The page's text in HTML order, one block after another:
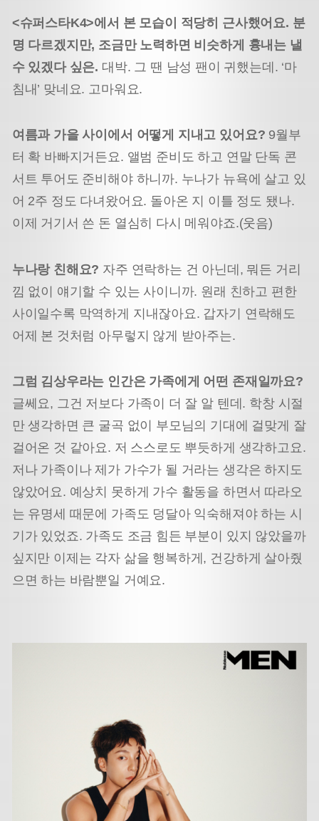
<슈퍼스타K4>에서 본 모습이 적당히 근사했어요. 분
명 다르겠지만, 조금만 노력하면 비슷하게 흉내는 낼
수 있겠다 싶은. 대박. 그 땐 남성 팬이 귀했는데. ‘마
침내’ 맞네요. 고마워요.
여름과 가을 사이에서 어떻게 지내고 있어요? 9월부
터 확 바빠지거든요. 앨범 준비도 하고 연말 단독 콘
서트 투어도 준비해야 하니까. 누나가 뉴욕에 살고 있
어 2주 정도 다녀왔어요. 돌아온 지 이틀 정도 됐나.
이제 거기서 쓴 돈 열심히 다시 메워야죠.(웃음)
누나랑 친해요? 자주 연락하는 건 아닌데, 뭐든 거리
낌 없이 얘기할 수 있는 사이니까. 원래 친하고 편한
사이일수록 막역하게 지내잖아요. 갑자기 연락해도
어제 본 것처럼 아무렇지 않게 받아주는.
그럼 김상우라는 인간은 가족에게 어떤 존재일까요?
글쎄요, 그건 저보다 가족이 더 잘 알 텐데. 학창 시절
만 생각하면 큰 굴곡 없이 부모님의 기대에 걸맞게 잘
걸어온 것 같아요. 저 스스로도 뿌듯하게 생각하고요.
저나 가족이나 제가 가수가 될 거라는 생각은 하지도
않았어요. 예상치 못하게 가수 활동을 하면서 따라오
는 유명세 때문에 가족도 덩달아 익숙해져야 하는 시
기가 있었죠. 가족도 조금 힘든 부분이 있지 않았을까
싶지만 이제는 각자 삶을 행복하게, 건강하게 살아줬
으면 하는 바람뿐일 거예요.